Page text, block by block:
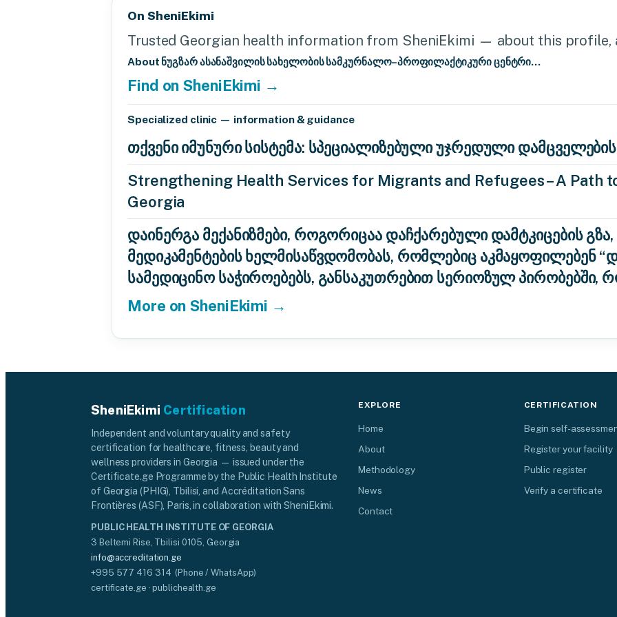
On SheniEkimi
Trusted Georgian health information from SheniEkimi — about this profile,
About ნუგზარ ასანაშვილის სახელობის სამკურნალო–პროფილაქტიკური ცენტრი...
Find on SheniEkimi →
Specialized clinic — information & guidance
თქვენი იმუნური სისტემა: სპეციალიზებული უჯრედული
Strengthening Health Services for Migrants and Refugees – A Path
Georgia
დაინერგა მექანიზმები, როგორიცაა დაჩქარებული დამტკიცების
მედიკამენტების ხელმისაწვდომობას, რომლებიც აკმაყოფილებენ
სამედიცინო საჭიროებებს, განსაკუთრებით სერიოზულ პირობებში,
More on SheniEkimi →
SheniEkimi Certification
Independent and voluntary quality and safety
certification for healthcare, fitness, beauty and
wellness providers in Georgia — issued under the
Certificate.ge Programme by the Public Health Institute
of Georgia (PHIG), Tbilisi, and Accréditation Sans
Frontières (ASF), Paris, in collaboration with SheniEkimi.
PUBLIC HEALTH INSTITUTE OF GEORGIA
3 Beltemi Rise, Tbilisi 0105, Georgia
info@accreditation.ge
+995 577 416 314 (Phone / WhatsApp)
certificate.ge · publichealth.ge
EXPLORE
Home
About
Methodology
News
Contact
CERTIFICATION
Begin self-
Register your facility
Public register
Verify a certificate